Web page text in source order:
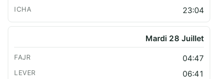
23:04
Mardi 28 Juillet
04:47
06:41